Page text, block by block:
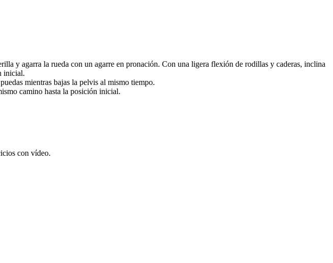
y agarra la rueda con un agarre en pronación. Con una ligera flexión de rodillas y caderas, inclina
inicial.
mientras bajas la pelvis al mismo tiempo.
camino hasta la posición inicial.
con vídeo.